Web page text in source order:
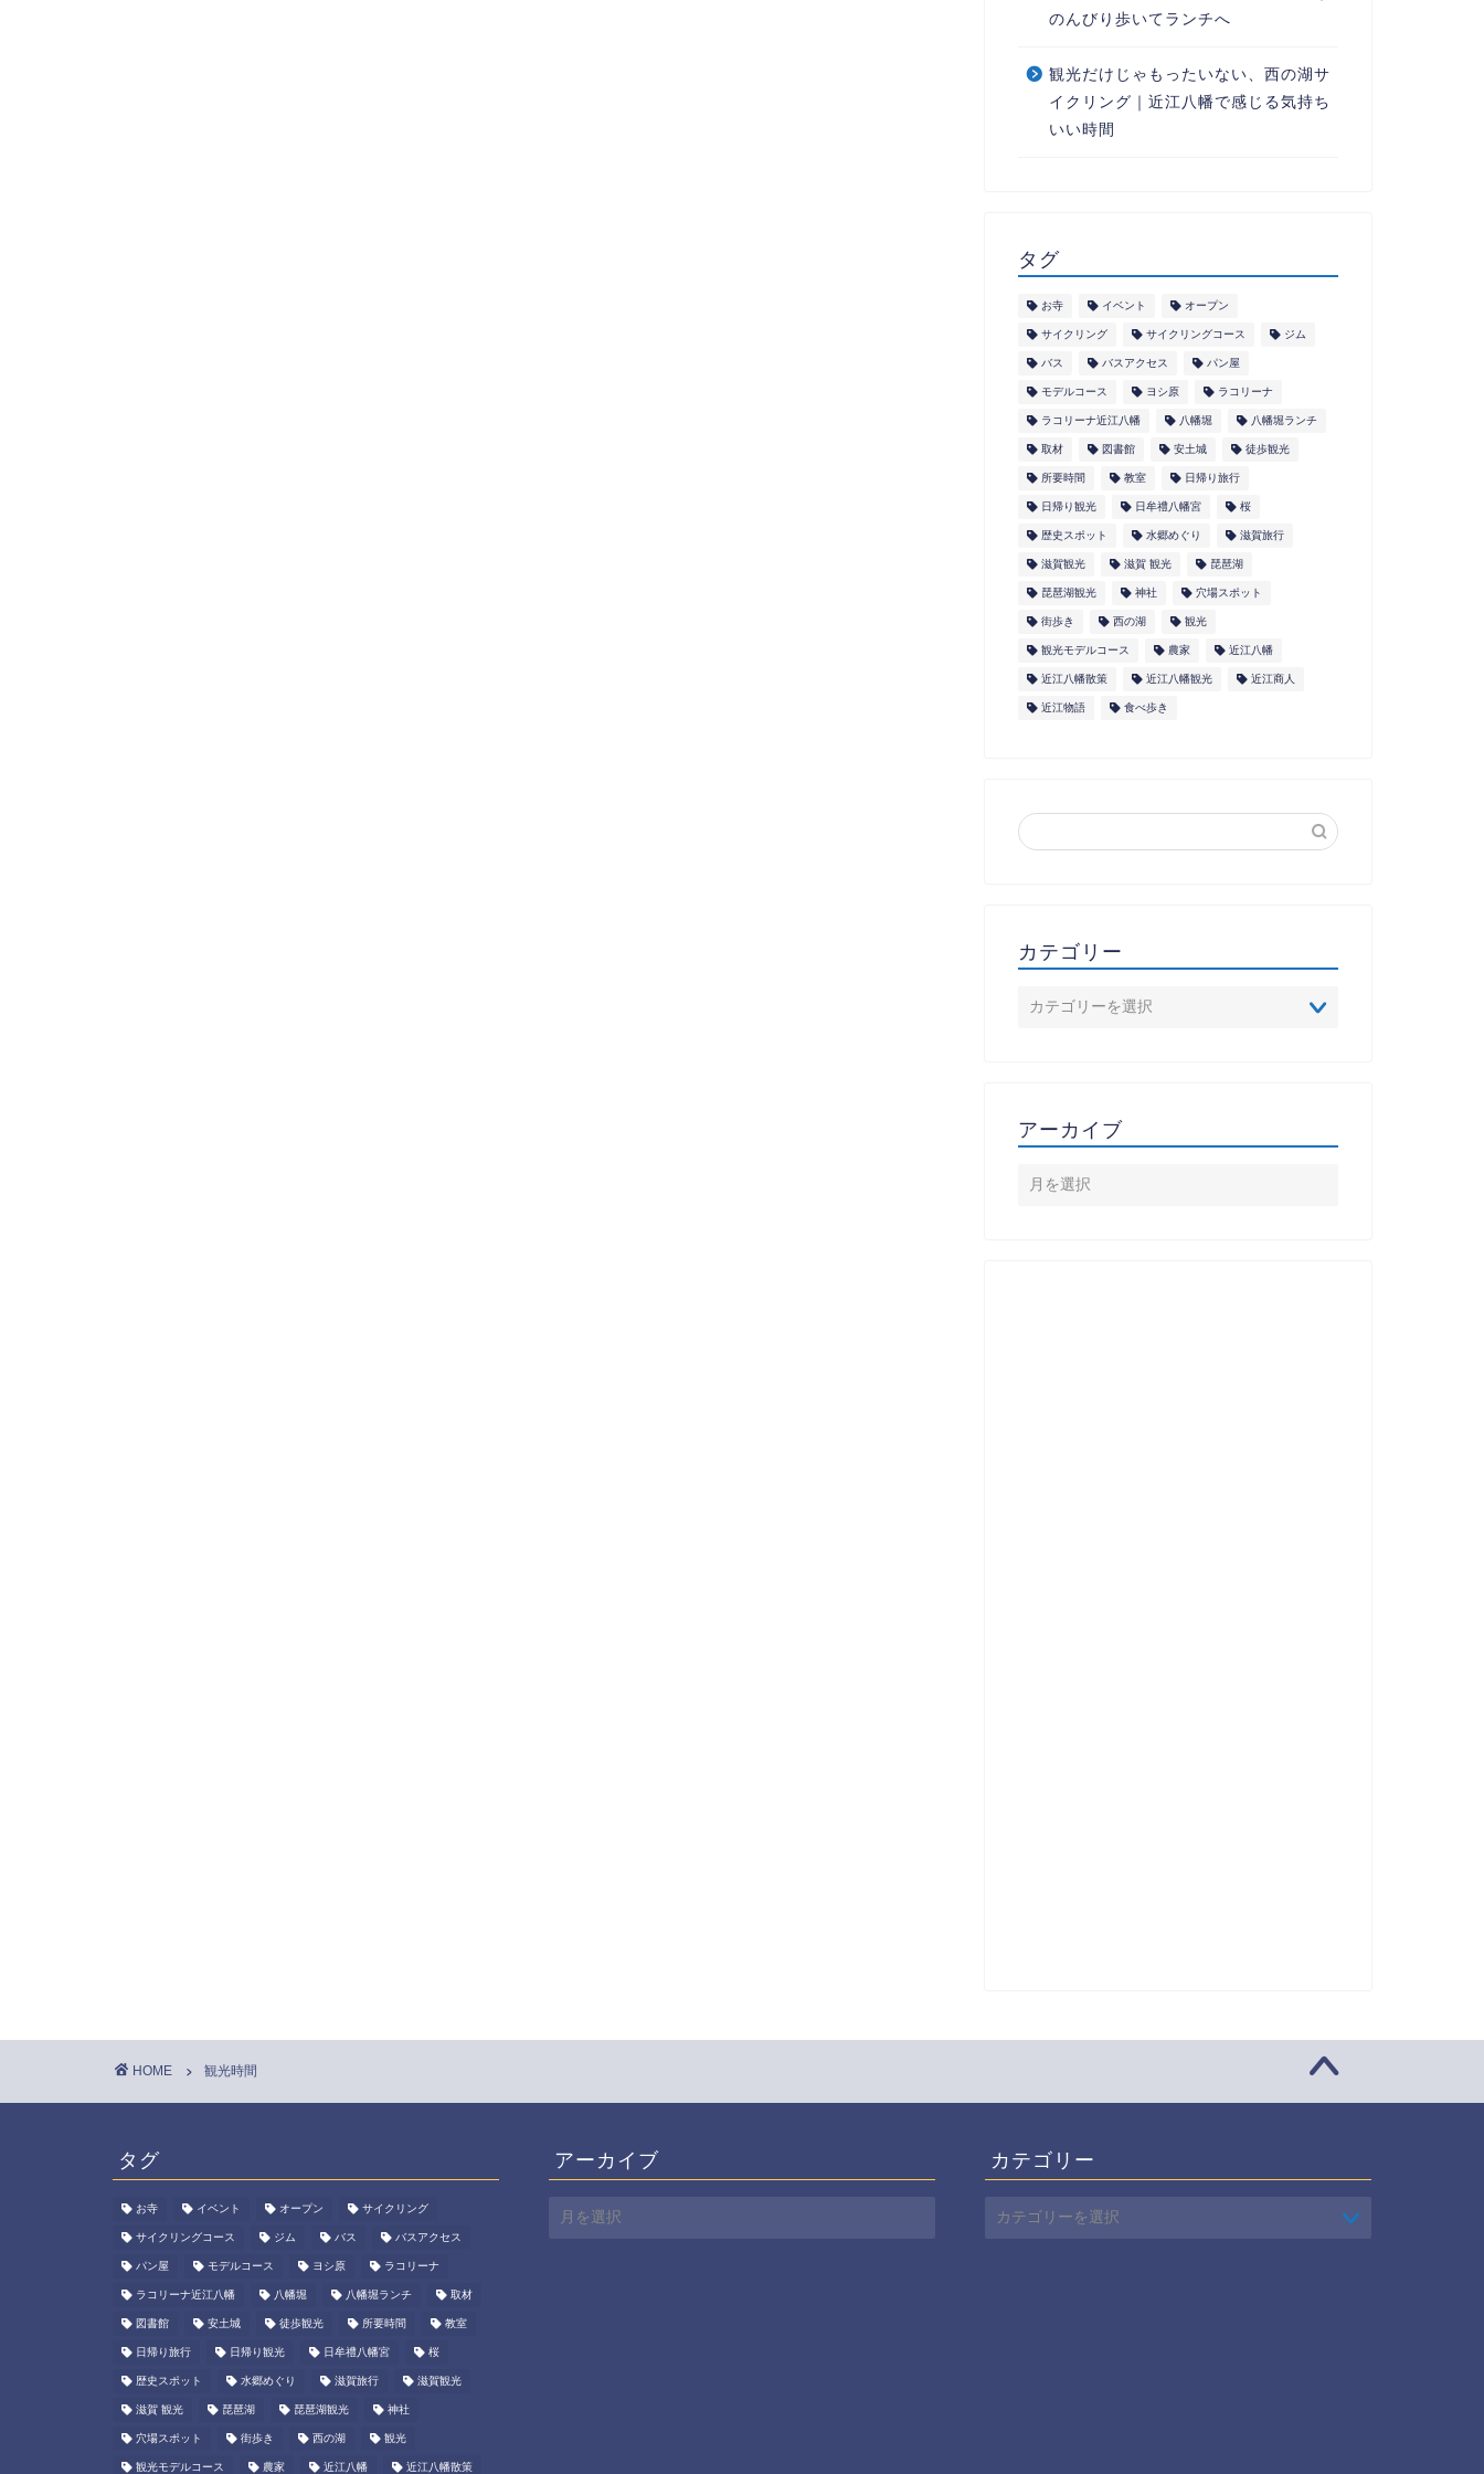
のんびり歩いてランチへ
観光だけじゃもったいない、西の湖サ
イクリング｜近江八幡で感じる気持ち
いい時間
タグ
お寺 イベント オープン
サイクリング サイクリングコース ジム
バス バスアクセス パン屋
モデルコース ヨシ原 ラコリーナ
ラコリーナ近江八幡 八幡堀 八幡堀ランチ
取材 図書館 安土城 徒歩観光
所要時間 教室 日帰り旅行
日帰り観光 日牟禮八幡宮 桜
歴史スポット 水郷めぐり 滋賀旅行
滋賀観光 滋賀 観光 琵琶湖
琵琶湖観光 神社 穴場スポット
街歩き 西の湖 観光
観光モデルコース 農家 近江八幡
近江八幡散策 近江八幡観光 近江商人
近江物語 食べ歩き
カテゴリー
アーカイブ
HOME 観光時間
タグ
お寺 イベント オープン サイクリング
サイクリングコース ジム バス バスアクセス
パン屋 モデルコース ヨシ原 ラコリーナ
ラコリーナ近江八幡 八幡堀 八幡堀ランチ 取材
図書館 安土城 徒歩観光 所要時間 教室
日帰り旅行 日帰り観光 日牟禮八幡宮 桜
歴史スポット 水郷めぐり 滋賀旅行 滋賀観光
滋賀 観光 琵琶湖 琵琶湖観光 神社
穴場スポット 街歩き 西の湖 観光
観光モデルコース 農家 近江八幡 近江八幡散策
アーカイブ
ア
ー
カテゴリー